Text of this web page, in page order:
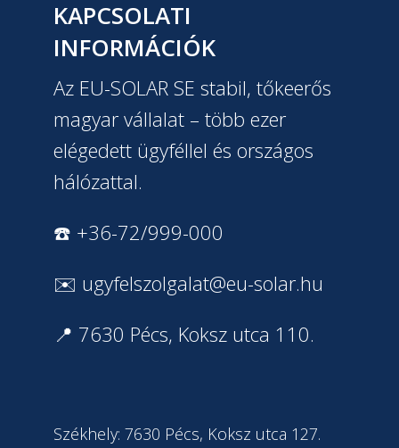
KAPCSOLATI
INFORMÁCIÓK
Az EU-SOLAR SE stabil, tőkeerős
magyar vállalat – több ezer
elégedett ügyféllel és országos
hálózattal.
☎️ +36-72/999-000
✉️ ugyfelszolgalat@eu-solar.hu
📍 7630 Pécs, Koksz utca 110.
Székhely: 7630 Pécs, Koksz utca 127.